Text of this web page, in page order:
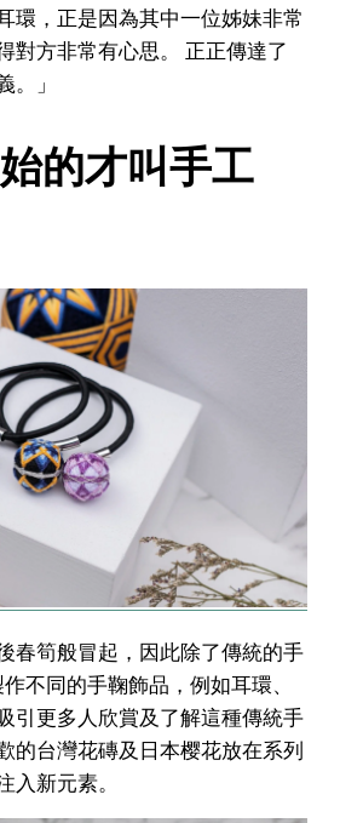
環，正是因為其中一位姊妹非常
對方非常有心思。 正正傳達了
。」
始的才叫手工
春筍般冒起，因此除了傳統的手
不同的手鞠飾品，例如耳環、
引更多人欣賞及了解這種傳統手
的台灣花磚及日本樱花放在系列
入新元素。